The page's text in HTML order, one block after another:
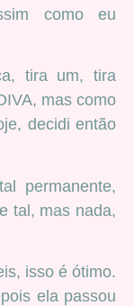
como eu
tira um, tira
mas como
decidi então
permanente,
tal, mas nada,
isso é ótimo.
ela passou